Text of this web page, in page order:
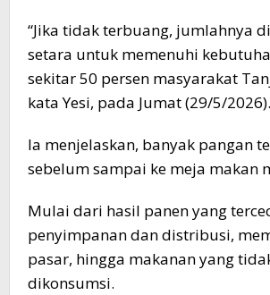
“Jika tidak terbuang, jumlahnya
setara untuk memenuhi
sekitar 50 persen masyarakat
kata Yesi, pada Jumat (29/5/2026).
Ia menjelaskan, banyak pangan
sebelum sampai ke meja makan
Mulai dari hasil panen yang
penyimpanan dan distribusi,
pasar, hingga makanan yang
dikonsumsi.